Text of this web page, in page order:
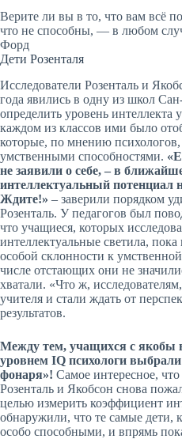
Верите ли вы в то, что вам всё
что не способны, — в любом
Форд
Дети Розенталя
Исследователи Розенталь и
года явились в одну из школ
определить уровень интеллекта
каждом из классов ими было
которые, по мнению
умственными способностями.
не заявили о себе, – в
интеллектуальный потенциал
Ждите!» – заверили порядком
Розенталь. У педагогов был
что учащиеся, которых
интеллектуальные светила,
особой склонности к
числе отстающих они не
хватали. «Что ж,
учителя и стали ждать от
результатов.
Между тем, учащихся с якобы
уровнем IQ психологи
фонаря»! Самое интересное, что
Розенталь и Якобсон снова
целью измерить коэффициент
обнаружили, что те самые дети,
особо способными, и впрямь